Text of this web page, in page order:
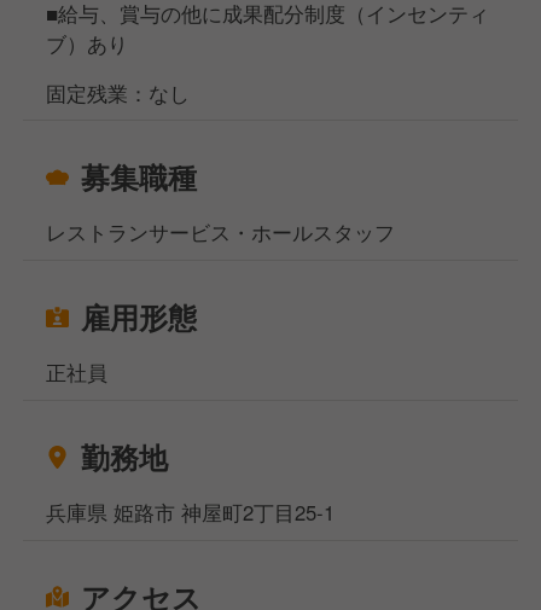
■給与、賞与の他に成果配分制度（インセンティ
ブ）あり
固定残業：なし
募集職種
レストランサービス・ホールスタッフ
雇用形態
正社員
勤務地
兵庫県 姫路市 神屋町2丁目25-1
アクセス